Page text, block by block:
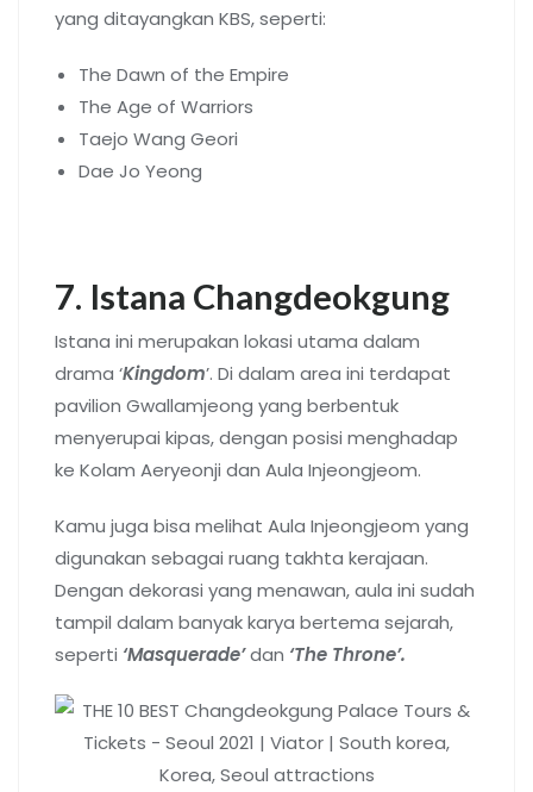
yang ditayangkan KBS, seperti:
The Dawn of the Empire
The Age of Warriors
Taejo Wang Geori
Dae Jo Yeong
7. Istana Changdeokgung
Istana ini merupakan lokasi utama dalam
drama ‘Kingdom’. Di dalam area ini terdapat
pavilion Gwallamjeong yang berbentuk
menyerupai kipas, dengan posisi menghadap
ke Kolam Aeryeonji dan Aula Injeongjeom.
Kamu juga bisa melihat Aula Injeongjeom yang
digunakan sebagai ruang takhta kerajaan.
Dengan dekorasi yang menawan, aula ini sudah
tampil dalam banyak karya bertema sejarah,
seperti ‘Masquerade’dan ‘The Throne’.